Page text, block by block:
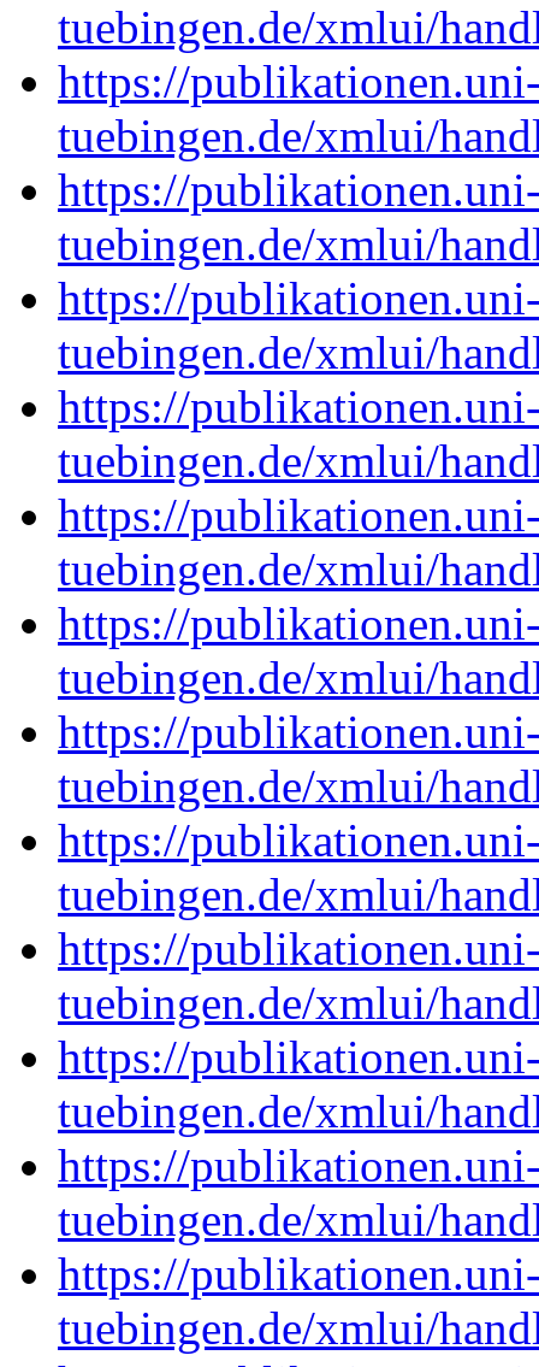
tuebingen.de/xmlui/
https://
tuebingen.de/xmlui/
https://
tuebingen.de/xmlui/
https://
tuebingen.de/xmlui/
https://
tuebingen.de/xmlui/
https://
tuebingen.de/xmlui/
https://
tuebingen.de/xmlui/
https://
tuebingen.de/xmlui/
https://
tuebingen.de/xmlui/
https://
tuebingen.de/xmlui/
https://
tuebingen.de/xmlui/
https://
tuebingen.de/xmlui/
https://
tuebingen.de/xmlui/